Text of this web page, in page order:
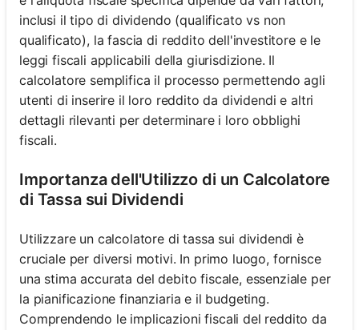
inclusi il tipo di dividendo (qualificato vs non
qualificato), la fascia di reddito dell'investitore e le
leggi fiscali applicabili della giurisdizione. Il
calcolatore semplifica il processo permettendo agli
utenti di inserire il loro reddito da dividendi e altri
dettagli rilevanti per determinare i loro obblighi
fiscali.
Importanza dell'Utilizzo di un Calcolatore
di Tassa sui Dividendi
Utilizzare un calcolatore di tassa sui dividendi è
cruciale per diversi motivi. In primo luogo, fornisce
una stima accurata del debito fiscale, essenziale per
la pianificazione finanziaria e il budgeting.
Comprendendo le implicazioni fiscali del reddito da